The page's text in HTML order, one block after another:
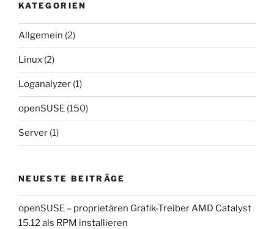
KATEGORIEN
Allgemein (2)
Linux (2)
Loganalyzer (1)
openSUSE (150)
Server (1)
NEUESTE BEITRÄGE
openSUSE – proprietären Grafik-Treiber AMD Catalyst
15.12 als RPM installieren